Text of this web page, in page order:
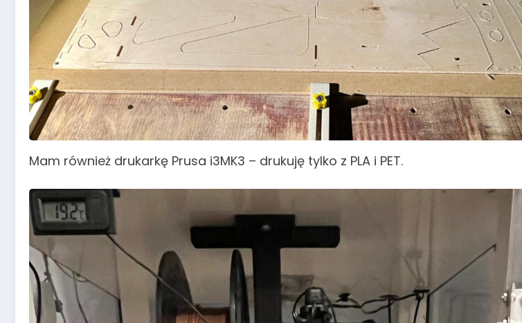
Mam również drukarkę Prusa i3MK3 – drukuję tylko z PLA i PET.